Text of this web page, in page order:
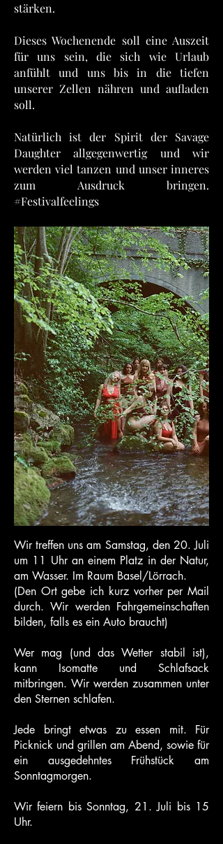
stärken.
Dieses Wochenende soll eine Auszeit
für uns sein, die sich wie Urlaub
anfühlt und uns bis in die tiefen
unserer Zellen nähren und aufladen
soll.
Natürlich ist der Spirit der Savage
Daughter allgegenwertig und wir
werden viel tanzen und unser inneres
zum Ausdruck bringen.
#Festivalfeelings
Wir treffen uns am Samstag, den 20. Juli
um 11 Uhr an einem Platz in der Natur,
am Wasser. Im Raum Basel/Lörrach.
(Den Ort gebe ich kurz vorher per Mail
durch. Wir werden Fahrgemeinschaften
bilden, falls es ein Auto braucht)
Wer mag (und das Wetter stabil ist),
kann Isomatte und Schlafsack
mitbringen. Wir werden zusammen unter
den Sternen schlafen.
Jede bringt etwas zu essen mit. Für
Picknick und grillen am Abend, sowie für
ein ausgedehntes Frühstück am
Sonntagmorgen.
Wir feiern bis Sonntag, 21. Juli bis 15
Uhr.